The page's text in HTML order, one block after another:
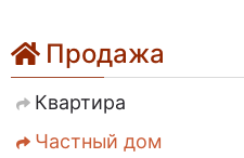
Продажа
Квартира
Частный дом